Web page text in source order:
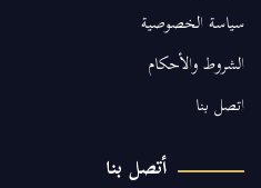
سياسة الخصوصية
الشروط والأحكام
اتصل بنا
أتصل بنا